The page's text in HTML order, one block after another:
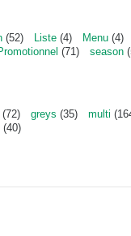
(52) Liste (4) Menu (4)
(71) season
(72) greys (35) multi
(40)